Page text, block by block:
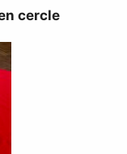
cercle